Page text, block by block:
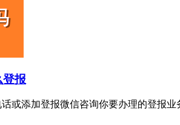
登报
或添加登报微信咨询你要办理的登报